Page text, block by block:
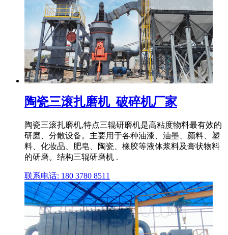
陶瓷三滚扎磨机_破碎机厂家
陶瓷三滚扎磨机,特点三辊研磨机是高粘度物料最有效的
研磨、分散设备。主要用于各种油漆、油墨、颜料、塑
料、化妆品、肥皂、陶瓷、橡胶等液体浆料及膏状物料
的研磨。结构三辊研磨机 .
联系电话: 180 3780 8511